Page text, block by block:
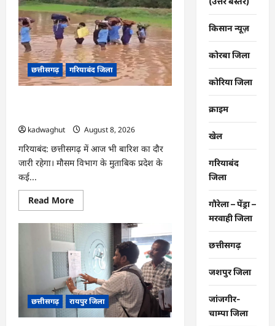
CG
Job
Alert
2026,
बिजली
कंपनी
में
बंपर
भर्ती
…
छत्तीसगढ़ गरियाबंद जिला
kadwaghut
August 8, 2026
गरियाबंद: छत्तीसगढ़ में आज भी बारिश का दौर
जारी रहेगा। मौसम विभाग के मुताबिक प्रदेश के
कई...
Read MoreRead
more
CG
:
किताबों
से
भरा
बस्ता
और
स्कूल
पहुंचने
के
लिए
मुश्किल
छत्तीसगढ़ रायपुर जिला
किसान न्यूज़
कोरबा जिला
कोरिया जिला
क्राइम
खेल
गरियाबंद
जिला
गौरेला – पेंड्रा –
मरवाही जिला
छत्तीसगढ़
जशपुर जिला
जांजगीर-
चाम्पा जिला